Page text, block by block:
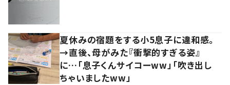
夏休みの宿題をする小5息子に違和感。
→直後、母がみた『衝撃的すぎる姿』
に…「息子くんサイコーww」「吹き出し
ちゃいましたww」